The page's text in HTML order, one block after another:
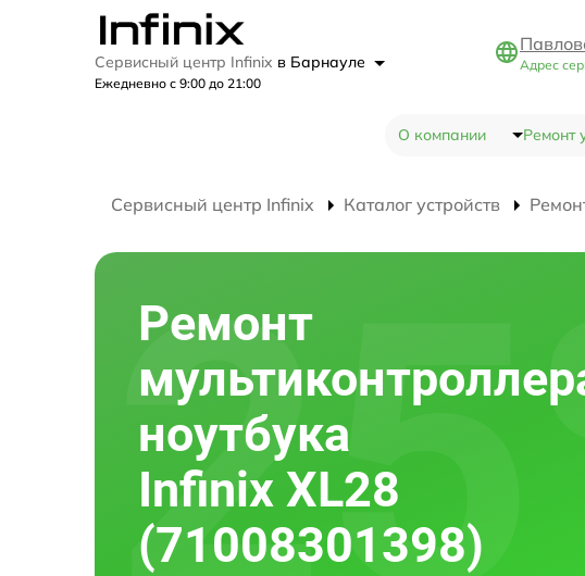
Сервисный центр Infinix в Барнауле
Ежедневно с 9:00 до 21:00
Адрес
О компании Ремонт
Сервисный центр Infinix Каталог устройств
Ремонт
ноутбука
Infinix XL28
(71008301398)